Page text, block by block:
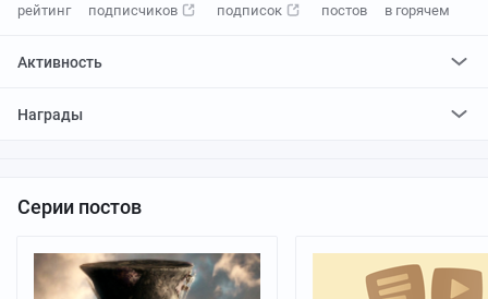
рейтинг подписчиков подписок постов в горячем
Активность
отредактировал
Награды
Серии постов